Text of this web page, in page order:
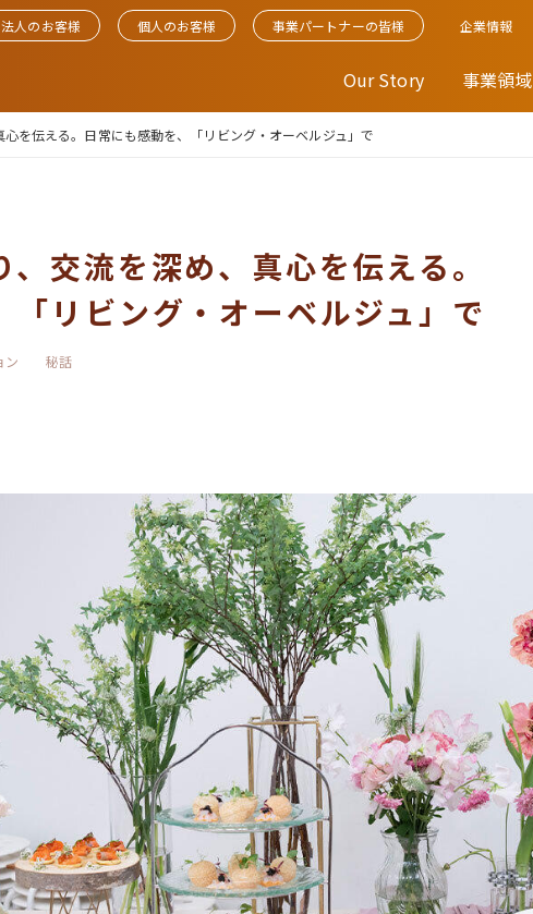
法人のお客様 個人のお客様 事業パートナーの皆様
Our Story 事業領域
企業情報
を伝える。日常にも感動を、「リビング・オーベルジュ」で
交流を深め、真心を伝える。
「リビング・オーベルジュ」で
ン 秘話